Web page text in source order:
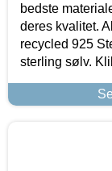
bedste
deres kvalitet.
recycled 925
sterling sølv.